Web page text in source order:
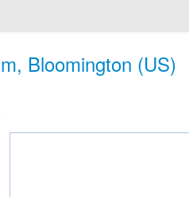
Bloomington (US)